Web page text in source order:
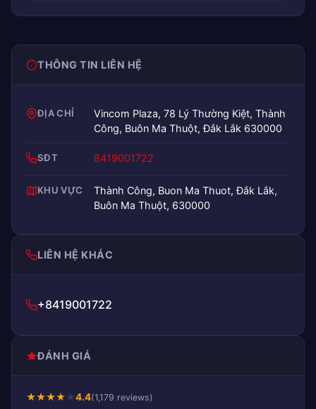
THÔNG TIN LIÊN HỆ
ĐỊA CHỈ
Vincom Plaza, 78 Lý Thường Kiệt, Thành
Công, Buôn Ma Thuột, Đắk Lắk 630000
SĐT 8419001722
KHU VỰC
Thành Công, Buon Ma Thuot, Đắk Lắk,
Buôn Ma Thuột, 630000
LIÊN HỆ KHÁC
+8419001722
ĐÁNH GIÁ
★★★★★4.4(1,179 reviews)